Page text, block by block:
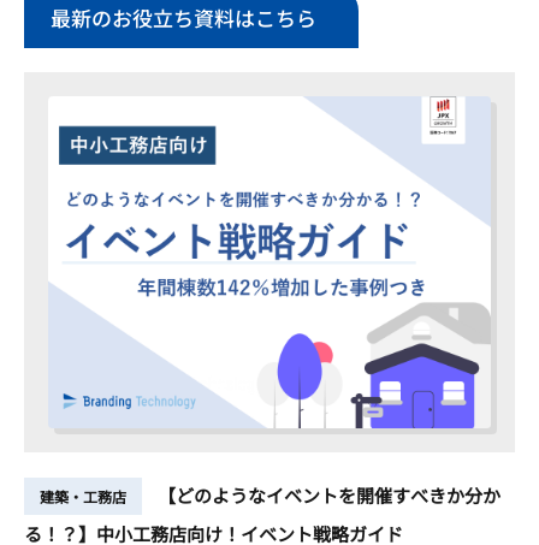
最新のお役立ち資料はこちら
建築・工務店
【どのようなイベントを開催すべきか分か
る！？】中小工務店向け！イベント戦略ガイド